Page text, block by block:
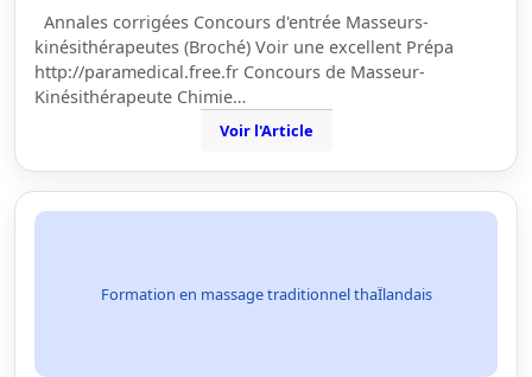
Annales corrigées Concours d'entrée Masseurs-
kinésithérapeutes (Broché) Voir une excellent Prépa
http://paramedical.free.fr Concours de Masseur-
Kinésithérapeute Chimie…
Voir l'Article
Formation en massage traditionnel thaÏlandais